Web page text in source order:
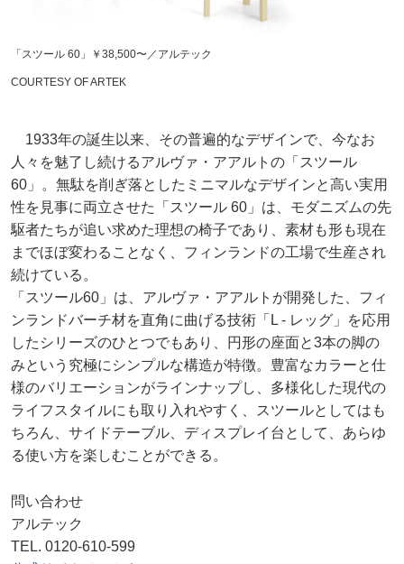
「スツール 60」￥38,500〜／アルテック
COURTESY OF ARTEK
1933年の誕生以来、その普遍的なデザインで、今なお
人々を魅了し続けるアルヴァ・アアルトの「スツール
60」。無駄を削ぎ落としたミニマルなデザインと高い実用
性を見事に両立させた「スツール 60」は、モダニズムの先
駆者たちが追い求めた理想の椅子であり、素材も形も現在
までほぼ変わることなく、フィンランドの工場で生産され
続けている。
「スツール60」は、アルヴァ・アアルトが開発した、フィ
ンランドバーチ材を直角に曲げる技術「L - レッグ」を応用
したシリーズのひとつでもあり、円形の座面と3本の脚の
みという究極にシンプルな構造が特徴。豊富なカラーと仕
様のバリエーションがラインナップし、多様化した現代の
ライフスタイルにも取り入れやすく、スツールとしてはも
ちろん、サイドテーブル、ディスプレイ台として、あらゆ
る使い方を楽しむことができる。
問い合わせ
アルテック
TEL. 0120-610-599